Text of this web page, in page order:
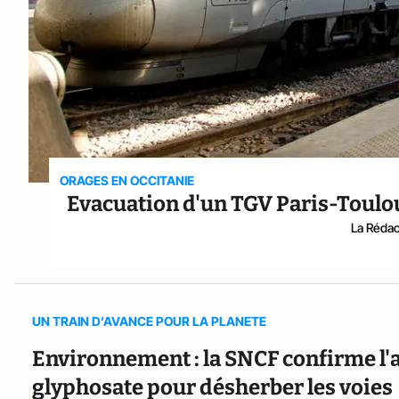
ORAGES EN OCCITANIE
Evacuation d'un TGV Paris-
La
UN TRAIN D’AVANCE POUR LA PLANETE
Environnement : la SNCF confirme
glyphosate pour désherber les voies